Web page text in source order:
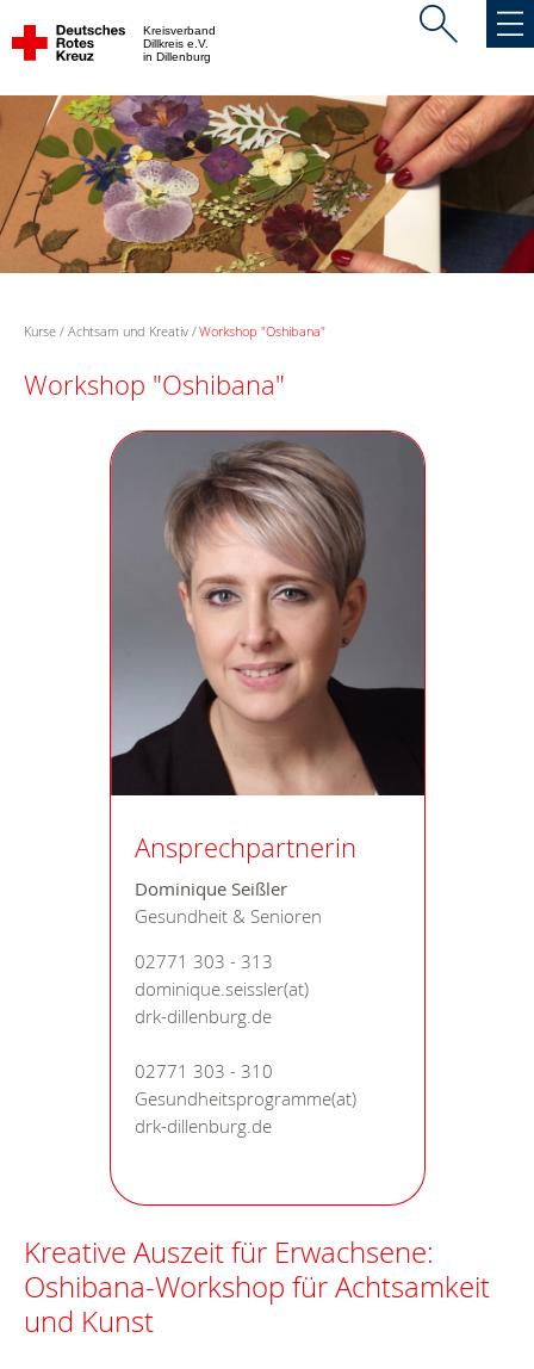
Kreisverband
Dillkreis e.V.
in Dillenburg
Kurse Achtsam und Kreativ Workshop "Oshibana"
Workshop "Oshibana"
Ansprechpartnerin
Dominique Seißler
Gesundheit & Senioren
02771 303 - 313
dominique.seissler(at)
drk-dillenburg.de
02771 303 - 310
Gesundheitsprogramme(at)
drk-dillenburg.de
Kreative Auszeit für Erwachsene:
Oshibana-Workshop für Achtsamkeit
und Kunst